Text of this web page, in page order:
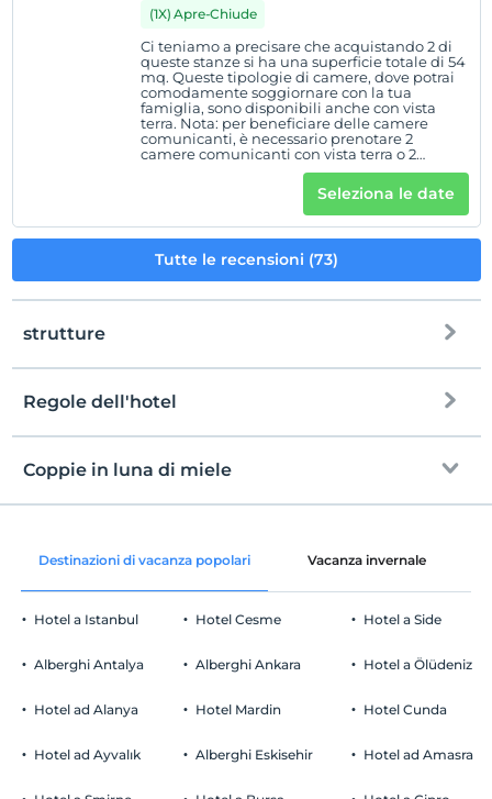
(1X) Apre-Chiude
Ci teniamo a precisare che acquistando 2 di
queste stanze si ha una superficie totale di 54
mq. Queste tipologie di camere, dove potrai
comodamente soggiornare con la tua
famiglia, sono disponibili anche con vista
terra. Nota: per beneficiare delle camere
comunicanti, è necessario prenotare 2
camere comunicanti con vista terra o 2
camere comunicanti con vista mare parziale.
Seleziona le date
Tutte le recensioni (73)
strutture
Gratuito Wi-Fi
Parcheggio (in loco)
Fare clic per visualizzare le note speciali.
Regole dell'hotel
registrare
En erken saat 14:00 ve sonrası
Guardare
animale domestico
figli
1 bambino/i fino all'età di 3 per camera non pagano
Coppie in luna di miele
Cesto di frutta in camera
Destinazioni di vacanza popolari Vacanza invernale
Hotel a Istanbul
Alberghi Antalya
Hotel ad Alanya
Hotel ad Ayvalık
Hotel Cesme
Alberghi Ankara
Hotel Mardin
Alberghi Eskisehir
Hotel a Side
Hotel a Ölüdeniz
Hotel Cunda
Hotel ad Amasra